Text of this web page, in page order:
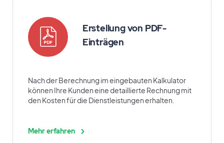
Erstellung von PDF-
Einträgen
Nach der Berechnung im eingebauten Kalkulator
können Ihre Kunden eine detaillierte Rechnung mit
den Kosten für die Dienstleistungen erhalten.
Mehr erfahren